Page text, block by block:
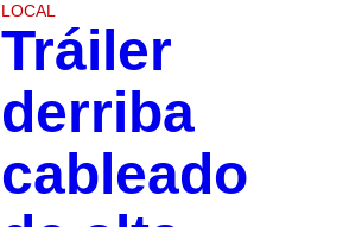
LOCAL
Tráiler
derriba
cableado